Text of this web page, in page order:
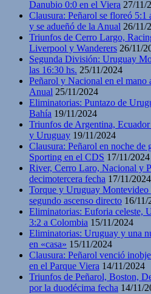
Danubio 0:0 en el Viera 27/11/
Clausura: Peñarol se floreó 5:1
y se adueñó de la Anual 26/11/
Triunfos de Cerro Largo,
Liverpool y Wanderers 26/11/
Segunda División: Uruguay
las 16:30 hs. 25/11/2024
Peñarol y Nacional en el mano
Anual 25/11/2024
Eliminatorias: Puntazo de
Bahía 19/11/2024
Triunfos de Argentina,
y Uruguay 19/11/2024
Clausura: Peñarol en noche
Sporting en el CDS 17/11/2024
River, Cerro Laro, Nacional y
decimotercera fecha 17/11/2024
Torque y Uruguay Montevideo
segundo ascenso directo 16/11/
Eliminatorias: Euforia celeste,
3:2 a Colombia 15/11/2024
Eliminatorias: Uruguay y una
en «casa» 15/11/2024
Clausura: Peñarol venció
en el Parque Viera 14/11/2024
Triunfos de Peñarol, Boston,
por la duodécima fecha 14/11/